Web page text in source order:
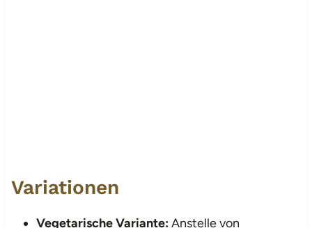
Variationen
Vegetarische Variante:Anstelle von